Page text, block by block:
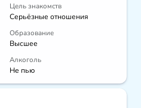
Цель знакомств
Серьёзные отношения
Образование
Высшее
Алкоголь
Не пью